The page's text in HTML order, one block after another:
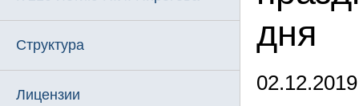
Структура
Лицензии
дня
02.12.2019